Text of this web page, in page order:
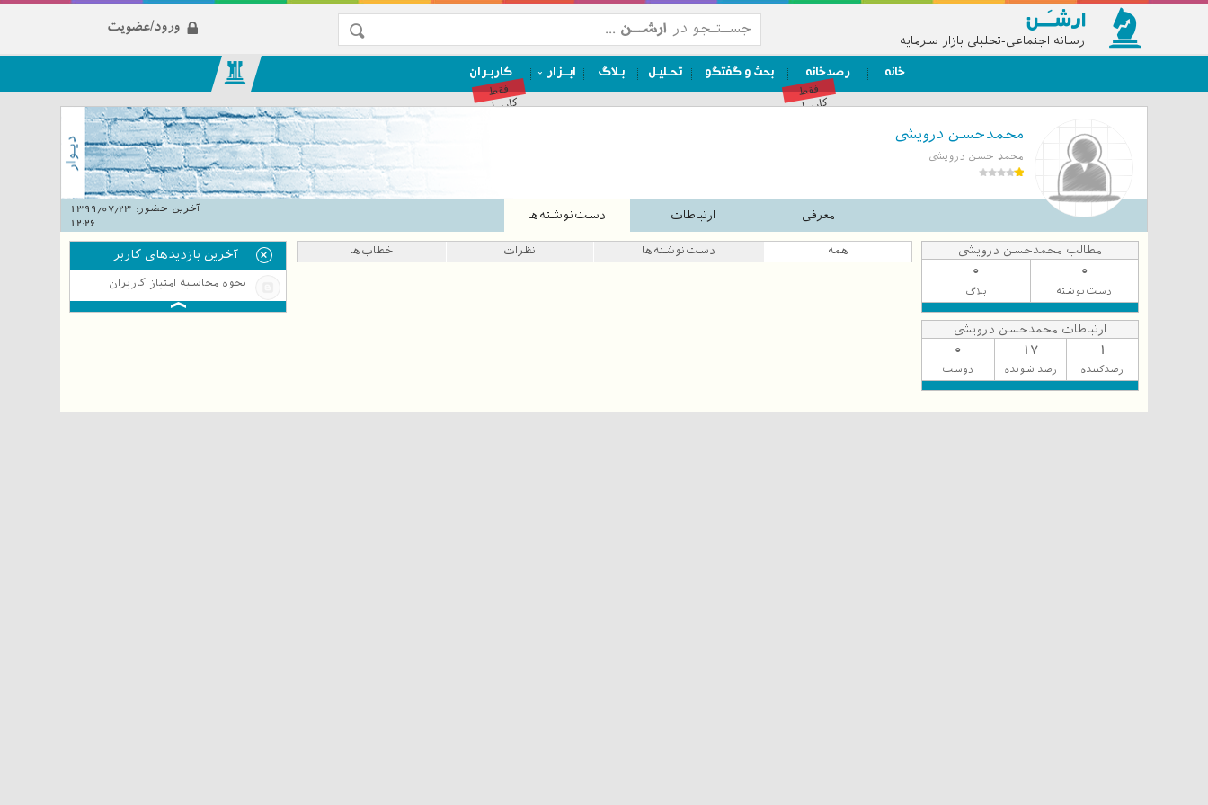
رسانه اجتماعی-تحلیلی بازار سرمایه
ورود/عضویت
خانه رصدخانه
فقط
کاربران
بحث و گفتگو تحـلیـل بـلاگ ابــزار کاربـران
فقط
کاربران
محمدحسن درویشی
محمد حسن درویشی
معرفی ارتباطات دست‌نوشته‌ها آخرین حضور:
12:26
مطالب محمدحسن درویشی
0
دست‌نوشته
0
بلاگ
ارتباطات محمدحسن درویشی
1
رصدکننده
17
رصد شونده
0
دوست
همه دست‌نوشته‌ها نظرات خطاب‌ها آخرین بازدیدهای کاربر
نحوه محاسبه امتیاز کاربران